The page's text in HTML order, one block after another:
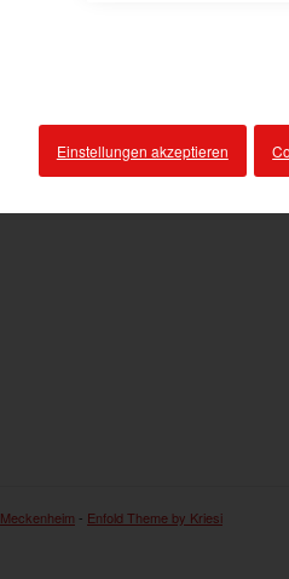
Einstellungen akzeptieren
- Enfold Theme by Kriesi